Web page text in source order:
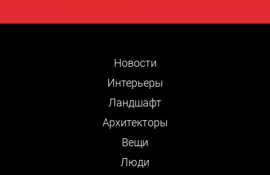
Новости
Интерьеры
Ландшафт
Архитекторы
Вещи
Люди